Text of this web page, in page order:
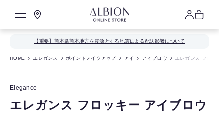
【重要】熊本県熊本地方を震源とする地震による配送影響について
HOME エレガンス ポイントメイクアップ アイ アイブロウ エレガンス フロッ
Elegance
エレガンス フロッキー アイブロウ